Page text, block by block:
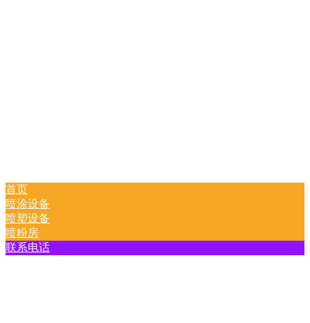
首页
喷涂设备
喷塑设备
喷粉房
联系电话